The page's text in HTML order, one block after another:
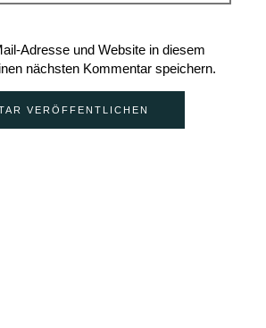
Adresse und Website in diesem
nächsten Kommentar speichern.